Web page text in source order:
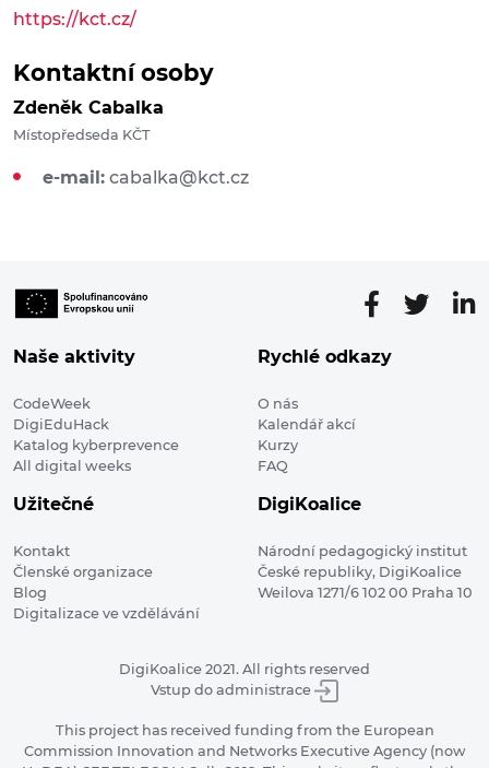
https://kct.cz/
Kontaktní osoby
Zdeněk Cabalka
Místopředseda KČT
e-mail: cabalka@kct.cz
Naše aktivity
CodeWeek
DigiEduHack
Katalog kyberprevence
All digital weeks
Rychlé odkazy
O nás
Kalendář akcí
Kurzy
FAQ
Užitečné
Kontakt
Členské organizace
Blog
Digitalizace ve vzdělávání
DigiKoalice
Národní pedagogický institut
České republiky, DigiKoalice
Weilova 1271/6 102 00 Praha 10
DigiKoalice 2021. All rights reserved
Vstup do administrace
This project has received funding from the European
Commission Innovation and Networks Executive Agency (now